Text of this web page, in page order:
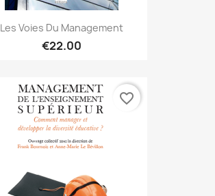
Les Voies Du Management
€22.00
favorite_border